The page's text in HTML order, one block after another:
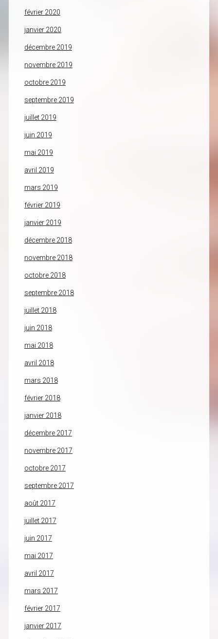
février 2020
janvier 2020
décembre 2019
novembre 2019
octobre 2019
septembre 2019
juillet 2019
juin 2019
mai 2019
avril 2019
mars 2019
février 2019
janvier 2019
décembre 2018
novembre 2018
octobre 2018
septembre 2018
juillet 2018
juin 2018
mai 2018
avril 2018
mars 2018
février 2018
janvier 2018
décembre 2017
novembre 2017
octobre 2017
septembre 2017
août 2017
juillet 2017
juin 2017
mai 2017
avril 2017
mars 2017
février 2017
janvier 2017